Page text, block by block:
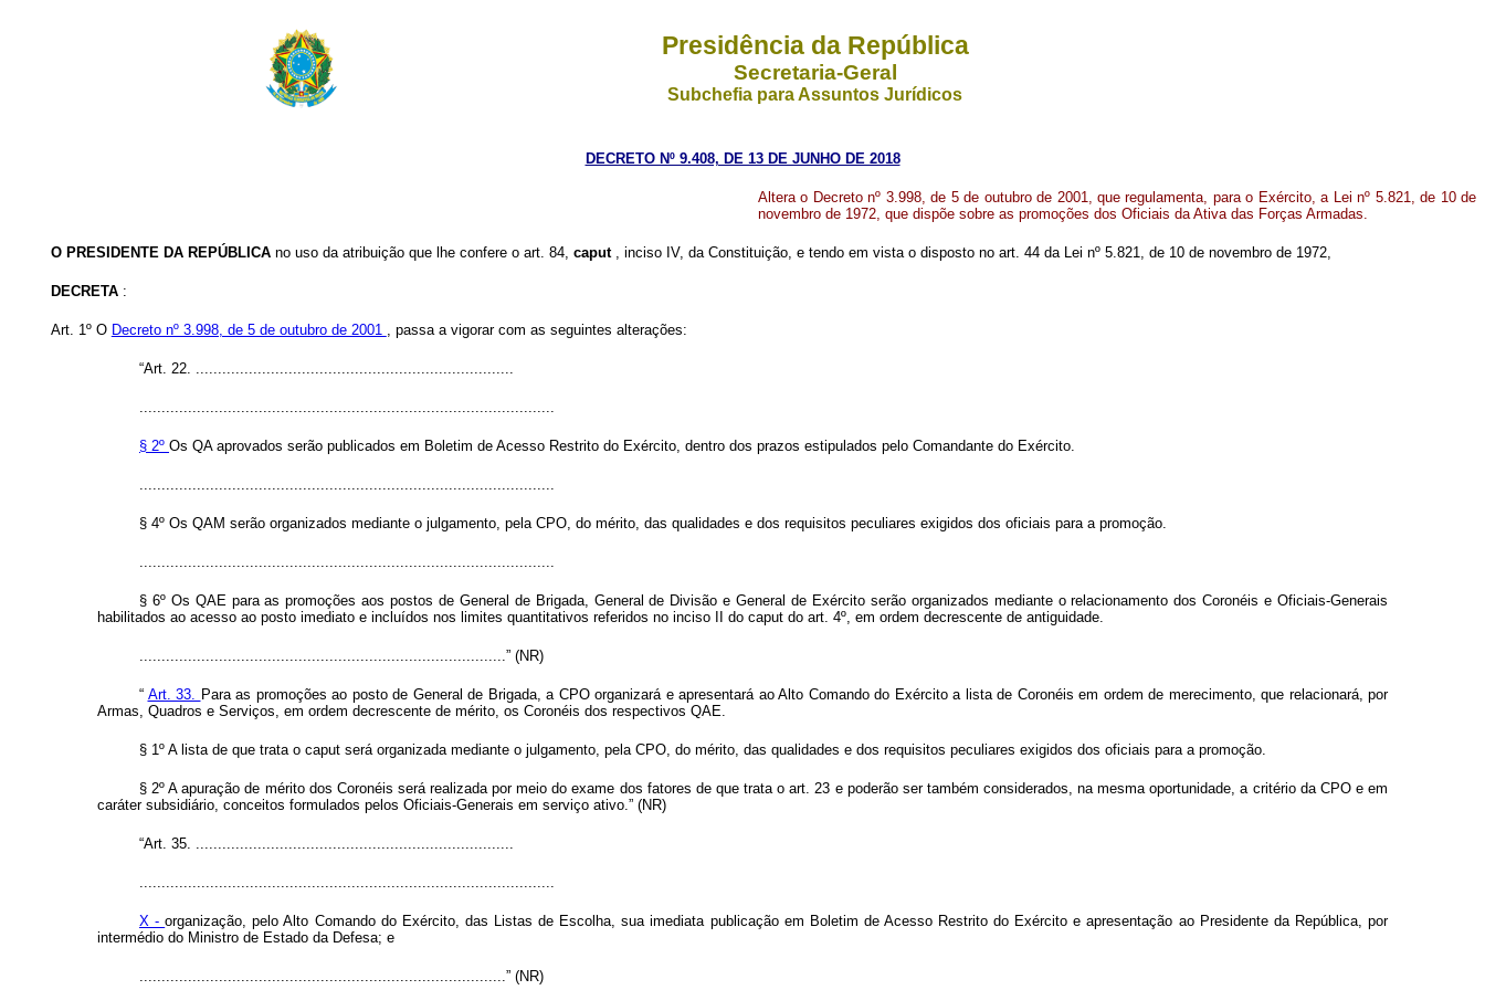
Presidência da República
Secretaria-Geral
Subchefia para Assuntos Jurídicos
DECRETO Nº 9.408, DE 13 DE JUNHO DE 2018
Altera o Decreto nº 3.998, de 5 de outubro de 2001, que regulamenta, para o Exército, a Lei nº 5.821, de 10 de
novembro de 1972, que dispõe sobre as promoções dos Oficiais da Ativa das Forças Armadas.
O PRESIDENTE DA REPÚBLICA no uso da atribuição que lhe confere o art. 84, caput , inciso IV, da Constituição, e tendo em vista o disposto no art. 44 da Lei nº 5.821, de 10 de novembro de 1972,
DECRETA :
Art. 1º O Decreto nº 3.998, de 5 de outubro de 2001 , passa a vigorar com as seguintes alterações:
“Art. 22. ........................................................................
..............................................................................................
§ 2º Os QA aprovados serão publicados em Boletim de Acesso Restrito do Exército, dentro dos prazos estipulados pelo Comandante do Exército.
..............................................................................................
§ 4º Os QAM serão organizados mediante o julgamento, pela CPO, do mérito, das qualidades e dos requisitos peculiares exigidos dos oficiais para a promoção.
..............................................................................................
§ 6º Os QAE para as promoções aos postos de General de Brigada, General de Divisão e General de Exército serão organizados mediante o relacionamento dos Coronéis e Oficiais-Generais
habilitados ao acesso ao posto imediato e incluídos nos limites quantitativos referidos no inciso II do caput do art. 4º, em ordem decrescente de antiguidade.
...................................................................................” (NR)
“ Art. 33. Para as promoções ao posto de General de Brigada, a CPO organizará e apresentará ao Alto Comando do Exército a lista de Coronéis em ordem de merecimento, que relacionará, por
Armas, Quadros e Serviços, em ordem decrescente de mérito, os Coronéis dos respectivos QAE.
§ 1º A lista de que trata o caput será organizada mediante o julgamento, pela CPO, do mérito, das qualidades e dos requisitos peculiares exigidos dos oficiais para a promoção.
§ 2º A apuração de mérito dos Coronéis será realizada por meio do exame dos fatores de que trata o art. 23 e poderão ser também considerados, na mesma oportunidade, a critério da CPO e em
caráter subsidiário, conceitos formulados pelos Oficiais-Generais em serviço ativo.” (NR)
“Art. 35. ........................................................................
..............................................................................................
X -organização, pelo Alto Comando do Exército, das Listas de Escolha, sua imediata publicação em Boletim de Acesso Restrito do Exército e apresentação ao Presidente da República, por
intermédio do Ministro de Estado da Defesa; e
...................................................................................” (NR)